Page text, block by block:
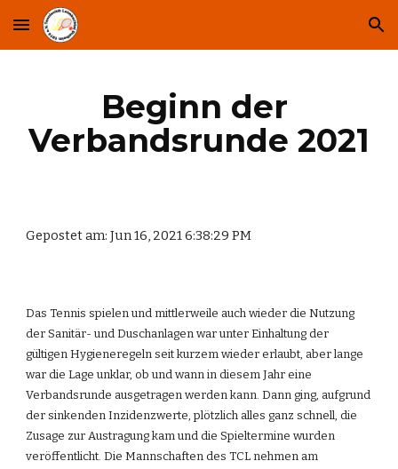
Skip to main content Skip to navigation
Beginn der
Verbandsrunde 2021
Gepostet am: Jun 16, 2021 6:38:29 PM
Das Tennis spielen und mittlerweile auch wieder die Nutzung
der Sanitär- und Duschanlagen war unter Einhaltung der
gültigen Hygieneregeln seit kurzem wieder erlaubt, aber lange
war die Lage unklar, ob und wann in diesem Jahr eine
Verbandsrunde ausgetragen werden kann. Dann ging, aufgrund
der sinkenden Inzidenzwerte, plötzlich alles ganz schnell, die
Zusage zur Austragung kam und die Spieltermine wurden
veröffentlicht. Die Mannschaften des TCL nehmen am